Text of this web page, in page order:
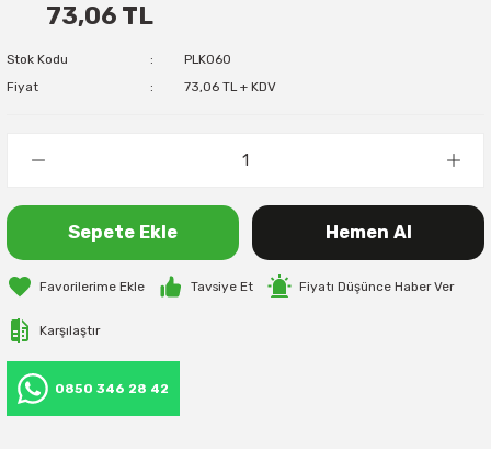
73,06 TL
Stok Kodu
PLK060
Fiyat
73,06 TL + KDV
Sepete Ekle Hemen Al
Tavsiye Et Fiyatı Düşünce Haber Ver
Karşılaştır
0850 346 28 42